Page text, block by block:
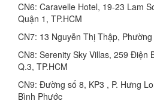
CN6: Caravelle Hotel, 19-23 Lam
Quận 1, TP.HCM
CN7: 13 Nguyễn Thị Thập,
CN8: Serenity Sky Villas, 259 Điện
Q.3, TP.HCM
CN9: Đường số 8, KP3 , P. Hưng
Bình Phước